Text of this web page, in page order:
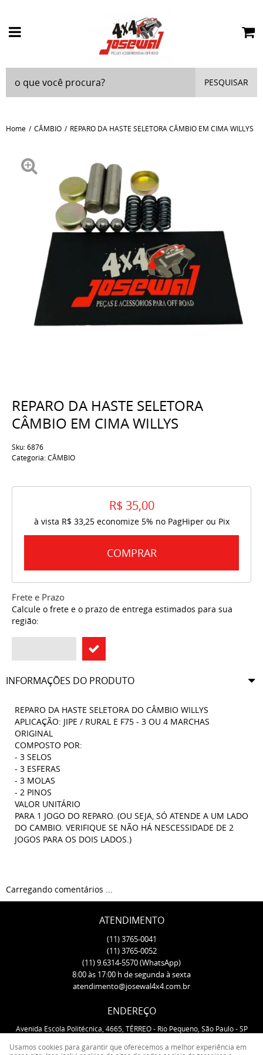
PESQUISAR
Home CÂMBIO REPARO DA HASTE SELETORA CÂMBIO EM CIMA WILLYS
REPARO DA HASTE SELETORA
CÂMBIO EM CIMA WILLYS
Sku:6876
Categoria:CÂMBIO
R$ 35,00
à vista R$ 33,25economize 5% no PagHiper ou Pix
COMPRAR
Frete e Prazo
Calcule o frete e o prazo de entrega estimados para sua
região:
INFORMAÇÕES DO PRODUTO
REPARO DA HASTE SELETORA DO CÂMBIO WILLYS
APLICAÇÃO: JIPE / RURAL E F75 - 3 OU 4 MARCHAS
ORIGINAL
COMPOSTO POR:
- 3 SELOS
- 3 ESFERAS
- 3 MOLAS
- 2 PINOS
VALOR UNITÁRIO
PARA 1 JOGO DO REPARO. (OU SEJA, SÓ ATENDE A UM LADO
DO CAMBIO. VERIFIQUE SE NÃO HÁ NESCESSIDADE DE 2
JOGOS PARA OS DOIS LADOS.)
Carregando comentários ...
ATENDIMENTO
(11)3765-0041
(11)3765-0052
(11)9.6314-5570(WhatsApp)
8:00 às 17:00 h de segunda à sexta
atendimento@josewal4x4.com.br
ENDEREÇO
Avenida Escola Politécnica, 4665, TÉRREO- Rio Pequeno, São Paulo-SP
Usamos cookies para garantir que oferecemos a melhor experiência em